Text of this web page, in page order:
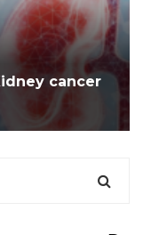
(Kidney cancer